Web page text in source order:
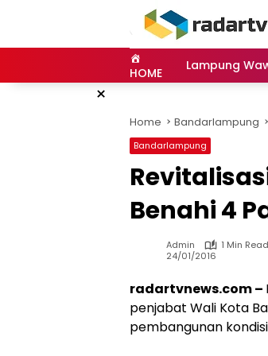
HOME Lampung
×
Home Bandarlampung
Bandarlampung
Benahi 4
Admin
1 Min Read
24/01/2016
radartvnews.com –
penjabat Wali Kota
pembangunan